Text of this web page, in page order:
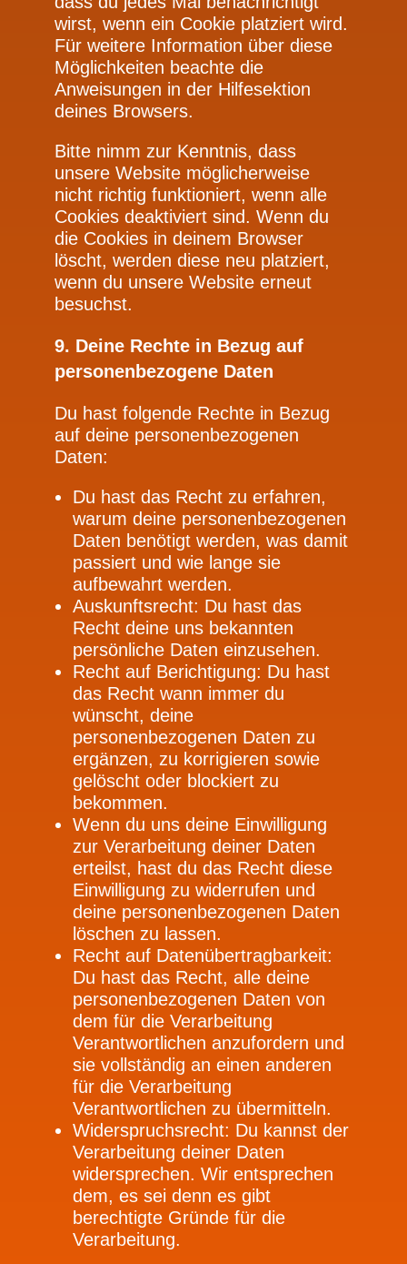
wirst, wenn ein Cookie platziert wird.
Für weitere Information über diese
Möglichkeiten beachte die
Anweisungen in der Hilfesektion
deines Browsers.
Bitte nimm zur Kenntnis, dass
unsere Website möglicherweise
nicht richtig funktioniert, wenn alle
Cookies deaktiviert sind. Wenn du
die Cookies in deinem Browser
löscht, werden diese neu platziert,
wenn du unsere Website erneut
besuchst.
9. Deine Rechte in Bezug auf
personenbezogene Daten
Du hast folgende Rechte in Bezug
auf deine personenbezogenen
Daten:
Du hast das Recht zu erfahren,
warum deine personenbezogenen
Daten benötigt werden, was damit
passiert und wie lange sie
aufbewahrt werden.
Auskunftsrecht: Du hast das
Recht deine uns bekannten
persönliche Daten einzusehen.
Recht auf Berichtigung: Du hast
das Recht wann immer du
wünscht, deine
personenbezogenen Daten zu
ergänzen, zu korrigieren sowie
gelöscht oder blockiert zu
bekommen.
Wenn du uns deine Einwilligung
zur Verarbeitung deiner Daten
erteilst, hast du das Recht diese
Einwilligung zu widerrufen und
deine personenbezogenen Daten
löschen zu lassen.
Recht auf Datenübertragbarkeit:
Du hast das Recht, alle deine
personenbezogenen Daten von
dem für die Verarbeitung
Verantwortlichen anzufordern und
sie vollständig an einen anderen
für die Verarbeitung
Verantwortlichen zu übermitteln.
Widerspruchsrecht: Du kannst der
Verarbeitung deiner Daten
widersprechen. Wir entsprechen
dem, es sei denn es gibt
berechtigte Gründe für die
Verarbeitung.